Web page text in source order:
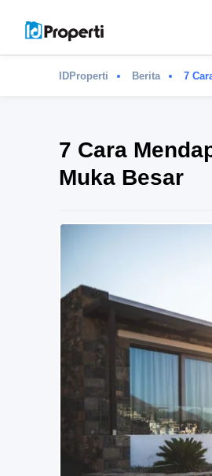
IDProperti Berita 7
7 Cara
Muka Besar